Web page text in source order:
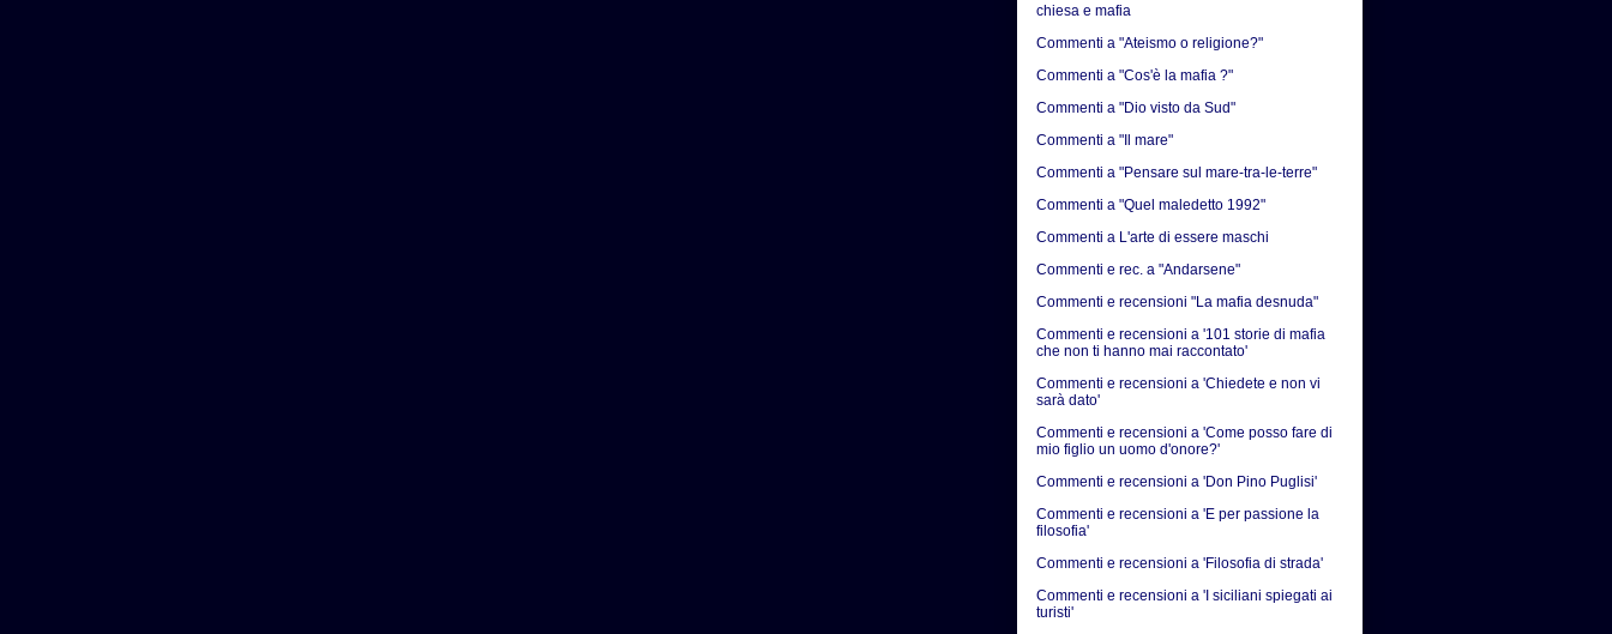
chiesa e mafia
Commenti a "Ateismo o religione?"
Commenti a "Cos'è la mafia ?"
Commenti a "Dio visto da Sud"
Commenti a "Il mare"
Commenti a "Pensare sul mare-tra-le-terre"
Commenti a "Quel maledetto 1992"
Commenti a L'arte di essere maschi
Commenti e rec. a "Andarsene"
Commenti e recensioni "La mafia desnuda"
Commenti e recensioni a '101 storie di mafia
che non ti hanno mai raccontato'
Commenti e recensioni a 'Chiedete e non vi
sarà dato'
Commenti e recensioni a 'Come posso fare di
mio figlio un uomo d'onore?'
Commenti e recensioni a 'Don Pino Puglisi'
Commenti e recensioni a 'E per passione la
filosofia'
Commenti e recensioni a 'Filosofia di strada'
Commenti e recensioni a 'I siciliani spiegati ai
turisti'